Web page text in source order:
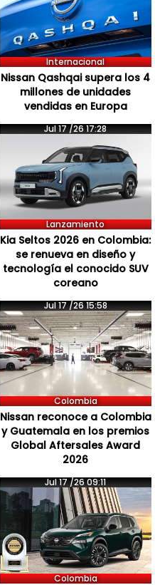
Internacional
Nissan Qashqai supera los 4
millones de unidades
vendidas en Europa
Jul 17 /26 17:28
Lanzamiento
Kia Seltos 2026 en Colombia:
se renueva en diseño y
tecnología el conocido SUV
coreano
Jul 17 /26 15:58
Colombia
Nissan reconoce a Colombia
y Guatemala en los premios
Global Aftersales Award
2026
Jul 17 /26 09:11
Colombia